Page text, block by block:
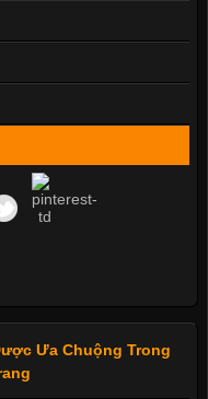
Ưa Chuộng Trong